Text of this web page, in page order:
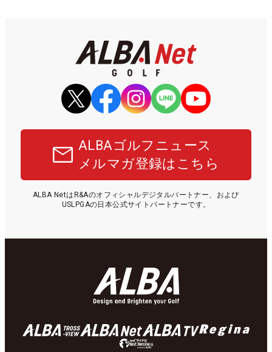
ALBAゴルフニュース
メルマガ登録はこちら
ALBA NetはR&Aのオフィシャルデジタルパートナー、および
USLPGAの日本公式サイトパートナーです。